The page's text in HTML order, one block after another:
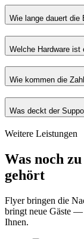
Wie lange dauert die
Welche Hardware ist
Wie kommen die
Was deckt der
Weitere Leistungen
Was noch
gehört
Flyer bringen die
bringt neue Gäste —
Ihnen.